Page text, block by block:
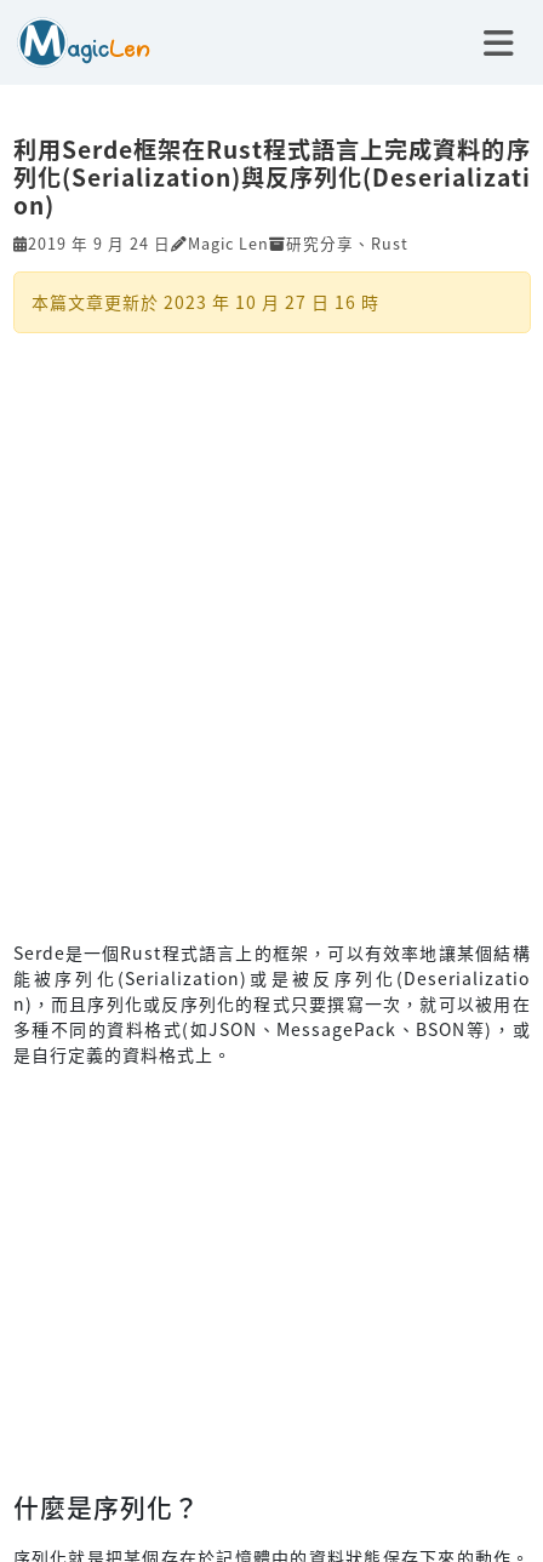
利用Serde框架在Rust程式語言上完成資料的序
列化(Serialization)與反序列化(Deserializati
on)
2019 年 9 月 24 日 Magic Len 研究分享 、 Rust
本篇文章更新於 2023 年 10 月 27 日 16 時
Serde是一個Rust程式語言上的框架，可以有效率地讓某個結構
能被序列化(Serialization)或是被反序列化(Deserializatio
n)，而且序列化或反序列化的程式只要撰寫一次，就可以被用在
多種不同的資料格式(如JSON、MessagePack、BSON等)，或
是自行定義的資料格式上。
什麼是序列化？
序列化就是把某個存在於記憶體中的資料狀態保存下來的動作。